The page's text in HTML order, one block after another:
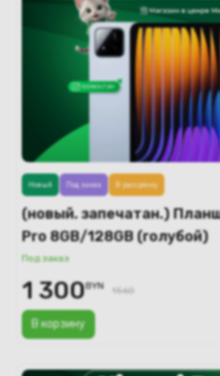
(новый. запечатан.)
Pro 8GB/128GB (голубой)
Под заказ
В корзину
Новый Под заказ В рассрочку
1 300BYN 1560